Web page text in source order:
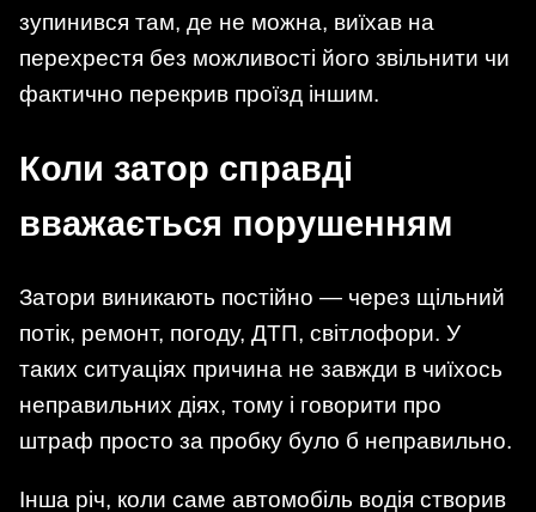
зупинився там, де не можна, виїхав на
перехрестя без можливості його звільнити чи
фактично перекрив проїзд іншим.
Коли затор справді
вважається порушенням
Затори виникають постійно — через щільний
потік, ремонт, погоду, ДТП, світлофори. У
таких ситуаціях причина не завжди в чиїхось
неправильних діях, тому і говорити про
штраф просто за пробку було б неправильно.
Інша річ, коли саме автомобіль водія створив